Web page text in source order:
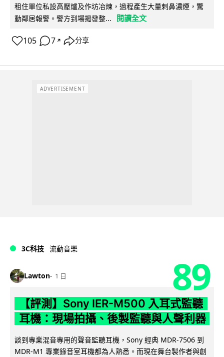
租住單位私設高壓爐及作坊冶煉，過程產生大量刺鼻濃煙，驚
動鄰居報警。警方到場揭發整...
閱讀全文
105 7 ↗ 分享
ADVERTISEMENT
3C科技 流動音樂
Lawton 1 日 89
【評測】Sony IER-M500 入耳式監聽
耳機：現場拍攝、後製監聽與人聲利器
談到專業混音專用的聲音監聽耳機，Sony 經典 MDR-7506 到
MDR-M1 專業錄音室耳機都為人熟悉。而現在舞台製作者與創